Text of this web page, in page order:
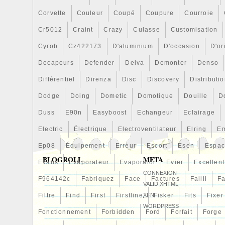
Corvette Couleur Coupé Coupure Courroie
Cr5012 Craint Crazy Culasse Customisation
Cyrob Cz422173 D'aluminium D'occasion
Decapeurs Defender Delva Demonter Denso
Différentiel Direnza Disc Discovery
Dodge Doing Dometic Domotique Douille
Duss E90n Easyboost Echangeur Eclairage
Electric Électrique Electroventilateur Elring
Ep08 Équipement Erreur Escort Esen
Evans Evaporateur Evaporator Evier Excellent
F964142c Fabriquez Face Factures Failli
Filtre Find First Firstline Fisker Fits Fixer
Fonctionnement Forbidden Ford Forfait Forge
producto después de borrar el pago. Si
dudas sobre los productos, pls en
antes de usted oferta. Comprador de
enviamos de Países Bajos (cuando la
bajos). Para otro país comprador y nos
le enviamos el artículo de nuestro
EMS. No envío los fines de semana y
desconfianza área necesidades 3-10
garantía contra defecto de fabricación.
no hay reembolso, excluir defectuoso.
compra mal, el comprador debe tener el
carga y transacción. Somos fabricante/
del sistema enfriamiento autos y
productos de alta calidad con precio
tienda, orden a granel, mayoristas son
aceptamos artículos hechos por
libre de entrarnos en contacto con si
preguntas sobre nuestros productos.
intentamos nuestro mejor para hacer
BLOGROLL META
CONNEXION
VALIDXHTML
XFN
WORDPRESS